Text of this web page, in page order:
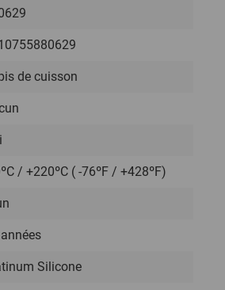
de cuisson
/ +220ºC ( -76ºF / +428ºF)
Silicone